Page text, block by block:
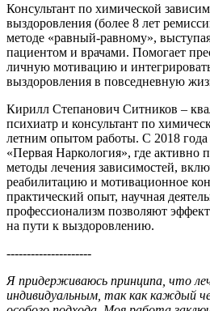
Консультант по химической
выздоровления (более 8 лет
методе «равный-равному»,
пациентом и врачами. Помогает
личную мотивацию и
выздоровления в повседневную
Кирилл Степанович Ситников –
психиатр и консультант по
летним опытом работы. С 2018 года
«Первая Наркология», где активно
методы лечения зависимостей,
реабилитацию и мотивационное
практический опыт, научная
профессионализм позволяют
на пути к выздоровлению.
---------------------
Я придерживаюсь принципа, что
индивидуальным, так как каждый